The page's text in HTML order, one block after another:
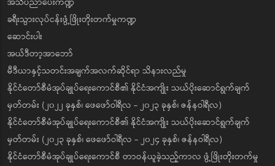
ခရီးသွားလုပ်ငန်းဖွံ့ဖြိုးတိုးတက်မှုကဏ္ဍ
ဆောင်းပါး
အယ်ဒီတာ့အာဘော်
မီဒီယာနှင့်သတင်းအချက်အလက်ဆိုင်ရာ သိနားလည်မှု
နိုင်ငံတော်စီမံအုပ်ချုပ်ရေးကောင်စီ၏ နိုင်ငံအကျိုး သယ်ပိုးဆောင်ရွက်ချက်
မှတ်တမ်း (၂၀၂၂ ခုနှစ်၊ ဖေဖော်ဝါရီလ - ၂၀၂၃ ခုနှစ်၊ ဇန်နဝါရီလ)
နိုင်ငံတော်စီမံအုပ်ချုပ်ရေးကောင်စီ၏ နိုင်ငံအကျိုး သယ်ပိုးဆောင်ရွက်ချက်
မှတ်တမ်း (၂၀၂၃ ခုနှစ်၊ ဖေဖော်ဝါရီလ - ၂၀၂၄ ခုနှစ်၊ ဇန်နဝါရီလ)
နိုင်ငံတော်စီမံအုပ်ချုပ်ရေးကောင်စီ တာဝန်ယူခဲ့သည့်ကာလ ဖွံ့ဖြိုးတိုးတက်မှု